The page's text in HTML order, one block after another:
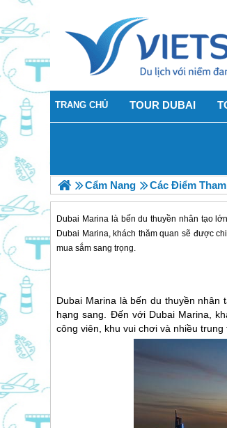
TRANG CHỦ TOUR DUBAI
Cẩm Nang Các Điểm
Dubai Marina là bến du thuyền nhân tạo
Dubai Marina, khách thăm quan sẽ được
mua sắm sang trọng.
Dubai Marina là bến du thuyền nhân
hạng sang. Đến với DubaiMarina,
công viên, khu vui chơi và nhiều